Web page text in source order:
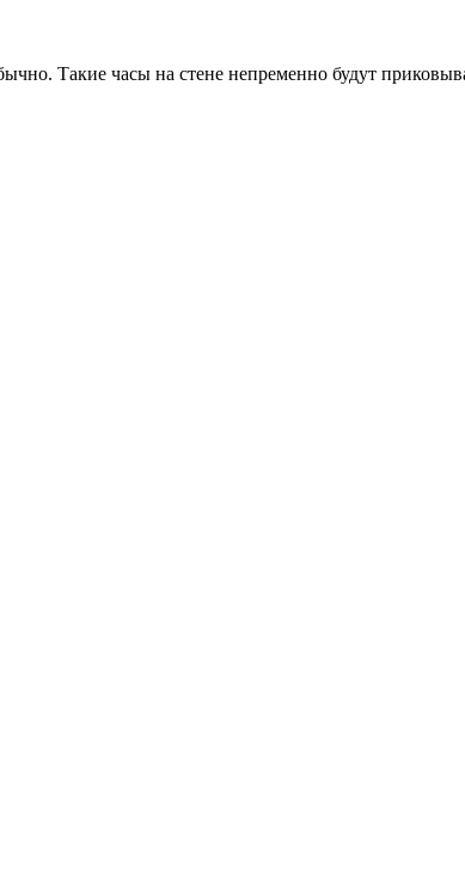
Такие часы на стене непременно будут